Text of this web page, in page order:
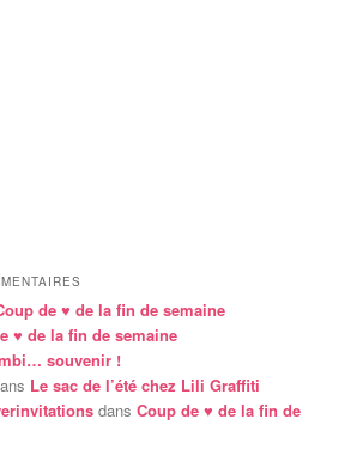
de ♥ de la fin de semaine
♥ de la fin de semaine
souvenir !
Le sac de l’été chez Lili Graffiti
dansCoup de ♥ de la fin de